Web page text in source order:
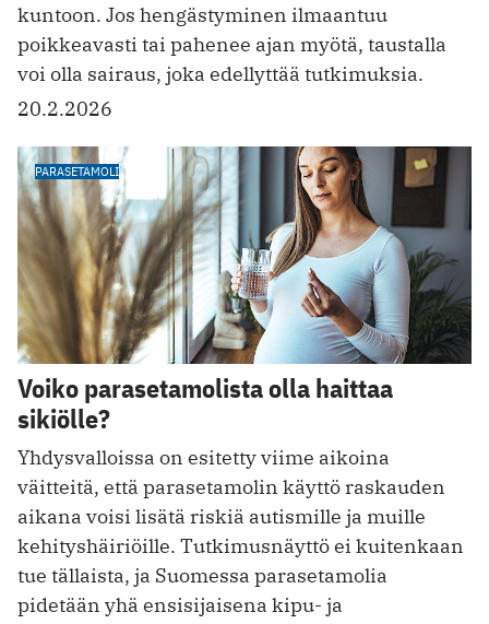
kuntoon. Jos hengästyminen ilmaantuu
poikkeavasti tai pahenee ajan myötä, taustalla
voi olla sairaus, joka edellyttää tutkimuksia.
20.2.2026
PARASETAMOLI
Voiko parasetamolista olla haittaa
sikiölle?
Yhdysvalloissa on esitetty viime aikoina
väitteitä, että parasetamolin käyttö raskauden
aikana voisi lisätä riskiä autismille ja muille
kehityshäiriöille. Tutkimusnäyttö ei kuitenkaan
tue tällaista, ja Suomessa parasetamolia
pidetään yhä ensisijaisena kipu- ja